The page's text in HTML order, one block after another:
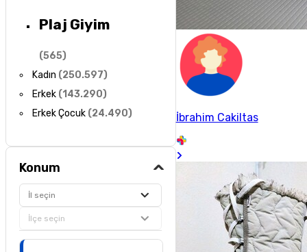
Plaj Giyim
(565)
Kadın (250.597)
Erkek (143.290)
Erkek Çocuk (24.490)
Konum
İl seçin
İlçe seçin
İbrahim Cakiltas